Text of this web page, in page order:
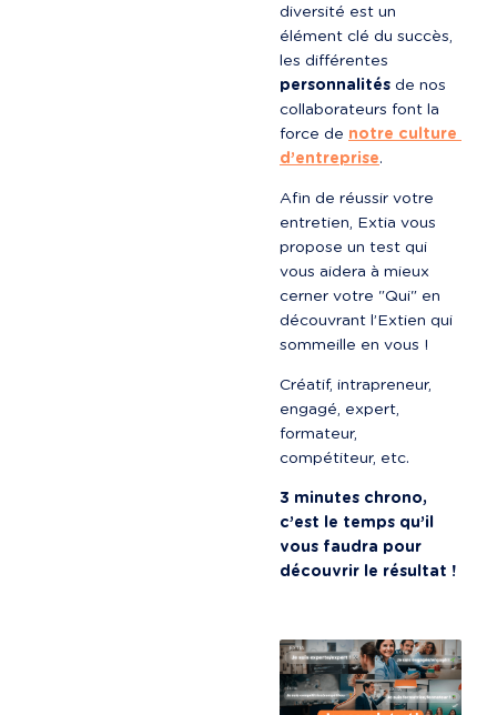
diversité est un
élément clé du succès,
les différentes
personnalités de nos
collaborateurs font la
force de notre culture
d’entreprise.
Afin de réussir votre
entretien, Extia vous
propose un test qui
vous aidera à mieux
cerner votre "Qui" en
découvrant l’Extien qui
sommeille en vous !
Créatif, intrapreneur,
engagé, expert,
formateur,
compétiteur, etc.
3 minutes chrono,
c’est le temps qu’il
vous faudra pour
découvrir le résultat !